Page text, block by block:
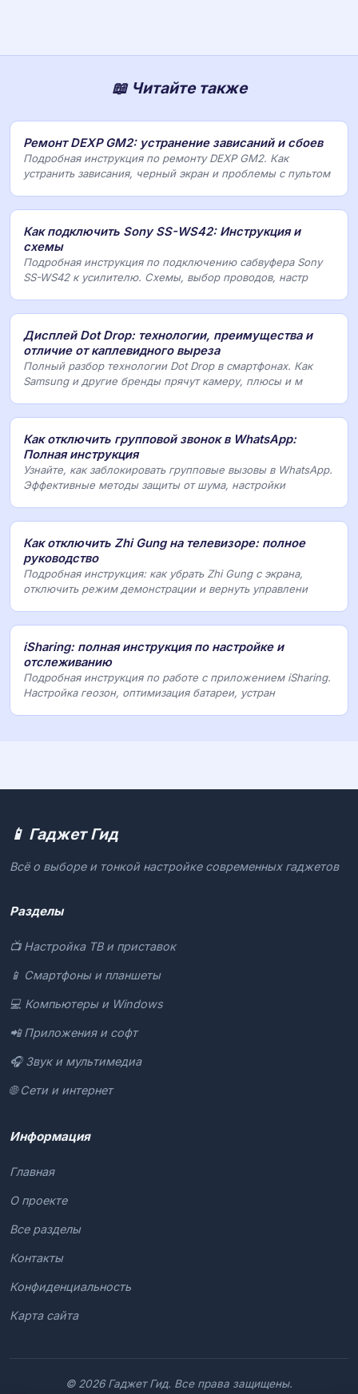
📖 Читайте также
Ремонт DEXP GM2: устранение зависаний и сбоев
Подробная инструкция по ремонту DEXP GM2. Как
устранить зависания, черный экран и проблемы с пультом
Как подключить Sony SS-WS42: Инструкция и
схемы
Подробная инструкция по подключению сабвуфера Sony
SS-WS42 к усилителю. Схемы, выбор проводов, настр
Дисплей Dot Drop: технологии, преимущества и
отличие от каплевидного выреза
Полный разбор технологии Dot Drop в смартфонах. Как
Samsung и другие бренды прячут камеру, плюсы и м
Как отключить групповой звонок в WhatsApp:
Полная инструкция
Узнайте, как заблокировать групповые вызовы в WhatsApp.
Эффективные методы защиты от шума, настройки
Как отключить Zhi Gung на телевизоре: полное
руководство
Подробная инструкция: как убрать Zhi Gung с экрана,
отключить режим демонстрации и вернуть управлени
iSharing: полная инструкция по настройке и
отслеживанию
Подробная инструкция по работе с приложением iSharing.
Настройка геозон, оптимизация батареи, устран
📱 Гаджет Гид
Всё о выборе и тонкой настройке современных гаджетов
Разделы
📺 Настройка ТВ и приставок
📱 Смартфоны и планшеты
💻 Компьютеры и Windows
📲 Приложения и софт
🎧 Звук и мультимедиа
🌐 Сети и интернет
Информация
Главная
О проекте
Все разделы
Контакты
Конфиденциальность
Карта сайта
© 2026 Гаджет Гид. Все права защищены.